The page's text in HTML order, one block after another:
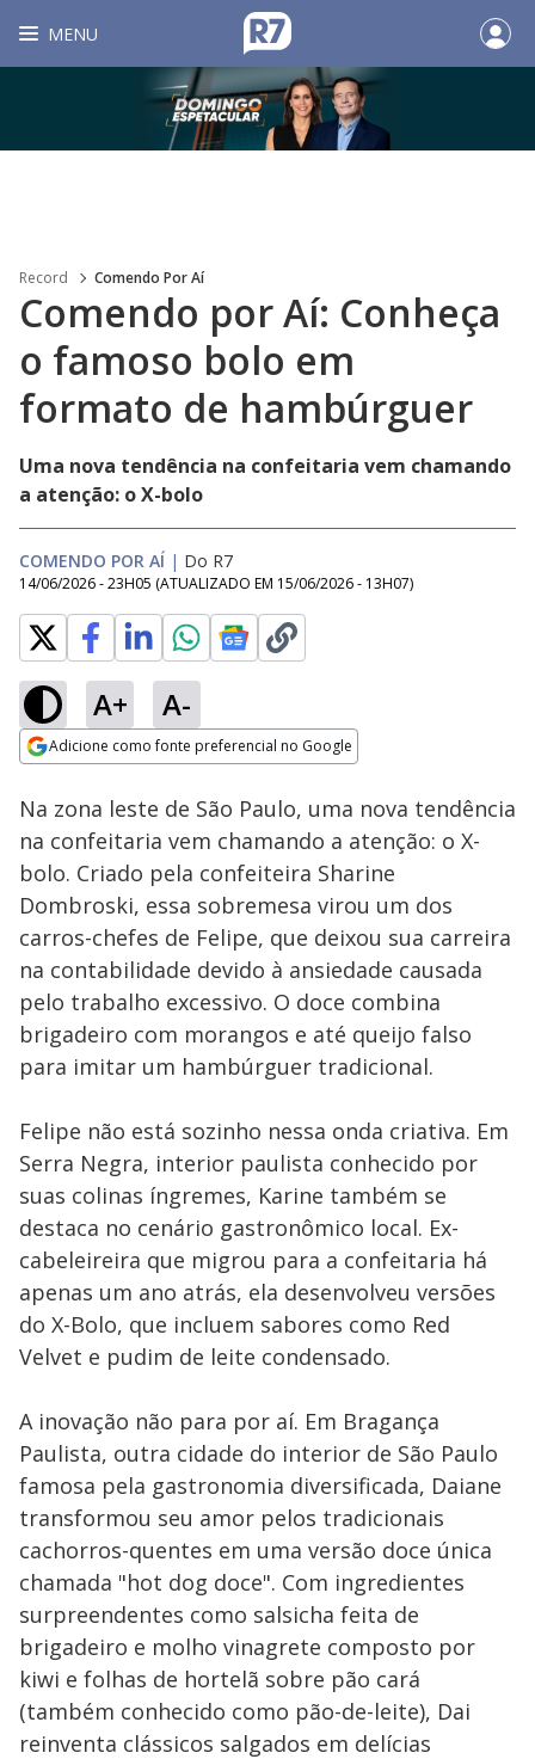
MENU
Record Comendo Por Aí
Comendo por Aí: Conheça
o famoso bolo em
formato de hambúrguer
Uma nova tendência na confeitaria vem chamando
a atenção: o X-bolo
COMENDO POR AÍ | Do R7
14/06/2026 - 23H05 (ATUALIZADO EM 15/06/2026 - 13H07)
A+ A-
Adicione como fonte preferencial no Google
Ativar
Loaded:
7.40%
Na zona leste de São Paulo, uma nova tendência
na confeitaria vem chamando a atenção: o X-
bolo. Criado pela confeiteira Sharine
Dombroski, essa sobremesa virou um dos
carros-chefes de Felipe, que deixou sua carreira
na contabilidade devido à ansiedade causada
pelo trabalho excessivo. O doce combina
brigadeiro com morangos e até queijo falso
para imitar um hambúrguer tradicional.
Felipe não está sozinho nessa onda criativa. Em
Serra Negra, interior paulista conhecido por
suas colinas íngremes, Karine também se
destaca no cenário gastronômico local. Ex-
cabeleireira que migrou para a confeitaria há
apenas um ano atrás, ela desenvolveu versões
do X-Bolo, que incluem sabores como Red
Velvet e pudim de leite condensado.
A inovação não para por aí. Em Bragança
Paulista, outra cidade do interior de São Paulo
famosa pela gastronomia diversificada, Daiane
transformou seu amor pelos tradicionais
cachorros-quentes em uma versão doce única
chamada "hot dog doce". Com ingredientes
surpreendentes como salsicha feita de
brigadeiro e molho vinagrete composto por
kiwi e folhas de hortelã sobre pão cará
(também conhecido como pão-de-leite), Dai
reinventa clássicos salgados em delícias